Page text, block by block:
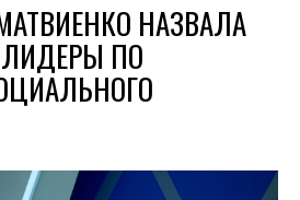
НАЗВАЛА
ПО